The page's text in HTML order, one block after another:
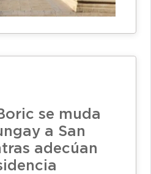
se muda
a San
adecúan